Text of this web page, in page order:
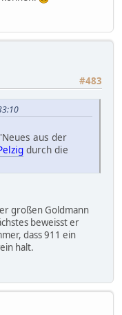
#483
aus der
durch die
großen Goldmann
beweisst er
dass 911 ein
halt.